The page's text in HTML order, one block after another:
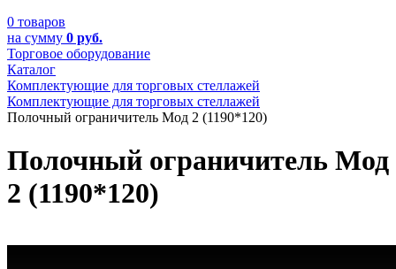
0 товаров
на сумму 0 руб.
Торговое оборудование
Каталог
Комплектующие для торговых стеллажей
Комплектующие для торговых стеллажей
Полочный ограничитель Мод 2 (1190*120)
Полочный ограничитель Мод
2 (1190*120)